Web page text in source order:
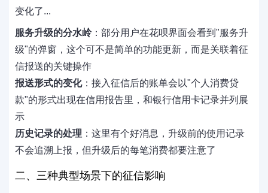
变化了...
服务升级的分水岭：部分用户在花呗界面会看到"服务升
级"的弹窗，这个可不是简单的功能更新，而是关联着征
信报送的关键操作
报送形式的变化：接入征信后的账单会以"个人消费贷
款"的形式出现在信用报告里，和银行信用卡记录并列展
示
历史记录的处理 ：这里有个好消息，升级前的使用记录
不会追溯上报，但升级后的每笔消费都要注意了
二、三种典型场景下的征信影响